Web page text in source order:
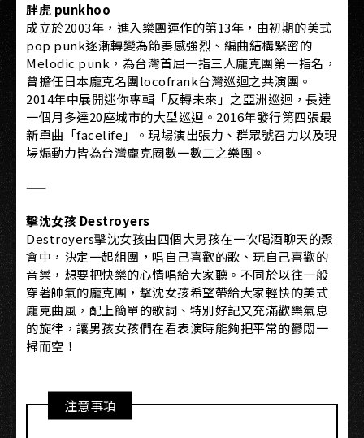
胖虎 punkhoo
成立於2003年，進入樂團運作的第13年，由初期的美式
pop punk逐漸轉變為節奏感強烈、編曲結構緊密的
Melodic punk，為台灣首屈一指三人龐克團第一指名，
曾擔任日本龐克名團locofrank台灣巡迴之共演團。
2014年中展開迷你專輯「反轉未來」之亞洲巡迴，長達
一個月多達20座城市的大型巡迴。2016年發行第四張最
新單曲「facelife」。現場演出張力、群眾號召力以及現
場煽動力皆為台灣龐克圈數一數二之樂團。
——
擊沈女孩 Destroyers
Destroyers擊沈女孩由四個大男孩在一次喝酒聊天的聚
會中，決定一起組團，唱自己喜歡的歌、玩自己喜歡的
音樂，想要把快樂的心情唱給大家聽。不同於以往一般
穿著帥氣的龐克團，擊沈女孩希望帶給大家輕快的美式
龐克曲風，配上簡單的歌詞、特別好記又充滿歡樂氣息
的旋律，讓男孩女孩們在看表演時能夠把平常的鬱悶一
掃而空！
注意事項